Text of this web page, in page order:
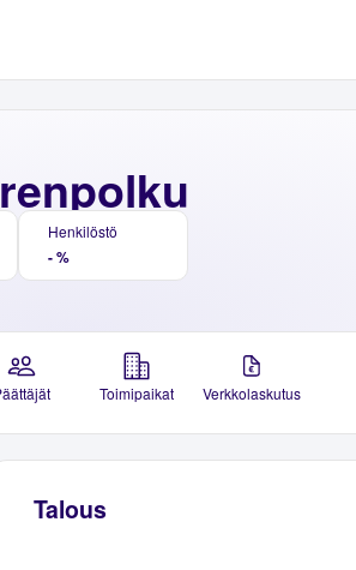
Henkilöstö
- %
Toimipaikat Verkkolaskutus
Talous